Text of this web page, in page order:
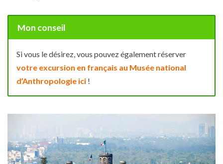
Mon conseil
Si vous le désirez, vous pouvez également réserver
votre excursion en français au Musée national
d’Anthropologie ici !